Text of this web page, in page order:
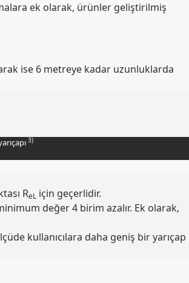
ek olarak, ürünler geliştirilmiş
ise 6 metreye kadar uzunluklarda
3)
ReL için geçerlidir.
değer 4 birim azalır. Ek olarak,
kullanıcılara daha geniş bir yarıçap